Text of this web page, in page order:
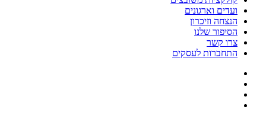
ועדים וארגונים
הנצחה וזיכרון
הסיפור שלנו
צרו קשר
התחברות לעסקים